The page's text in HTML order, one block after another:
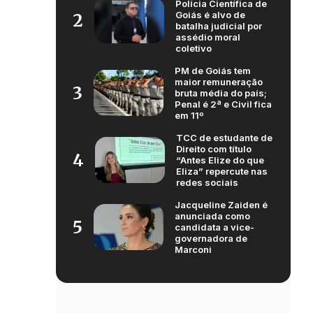
2
Polícia Científica de
Goiás é alvo de
batalha judicial por
assédio moral
coletivo
3
PM de Goiás tem
maior remuneração
bruta média do país;
Penal é 2ª e Civil fica
em 11º
4
TCC de estudante de
Direito com título
“Antes Elize do que
Eliza” repercute nas
redes sociais
5
Jacqueline Zaiden é
anunciada como
candidata a vice-
governadora de
Marconi